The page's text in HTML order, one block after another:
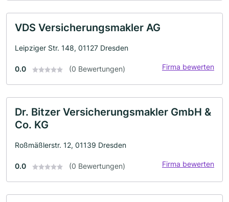
VDS Versicherungsmakler AG
Leipziger Str. 148, 01127 Dresden
0.0 (0 Bewertungen) Firma bewerten
Dr. Bitzer Versicherungsmakler GmbH &
Co. KG
Roßmäßlerstr. 12, 01139 Dresden
0.0 (0 Bewertungen) Firma bewerten